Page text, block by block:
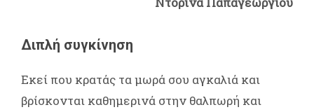
Διπλή συγκίνηση
Εκεί που κρατάς τα μωρά σου αγκαλιά και
βρίσκονται καθημερινά στην θαλπωρή και